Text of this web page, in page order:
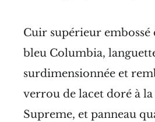
Cuir supérieur
bleu Columbia,
surdimensionnée et
verrou de lacet doré à
Supreme, et panneau